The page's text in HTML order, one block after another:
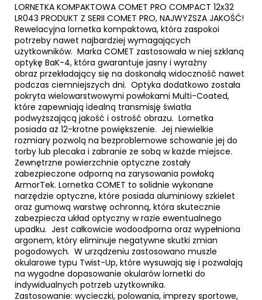
LORNETKA KOMPAKTOWA COMET PRO COMPACT 12x32
LR043 PRODUKT Z SERII COMET PRO, NAJWYŻSZA JAKOŚĆ!
Rewelacyjna lornetka kompaktowa, która zaspokoi
potrzeby nawet najbardziej wymagających
użytkowników. Marka COMET zastosowała w niej szklaną
optykę BaK-4, która gwarantuje jasny i wyraźny
obraz przekładający się na doskonałą widoczność nawet
podczas ciemniejszych dni. Optyka dodatkowo została
pokryta wielowarstwowymi powłokami Multi-Coated,
które zapewniają idealną transmisję światła
podwyższającą jakość i ostrość obrazu. Lornetka
posiada aż 12-krotne powiększenie. Jej niewielkie
rozmiary pozwolą na bezproblemowe schowanie jej do
torby lub plecaka i zabranie ze sobą w każde miejsce.
Zewnętrzne powierzchnie optyczne zostały
zabezpieczone odporną na zarysowania powłoką
ArmorTek. Lornetka COMET to solidnie wykonane
narzędzie optyczne, które posiada aluminiowy szkielet
oraz gumową warstwę ochronną, która skutecznie
zabezpiecza układ optyczny w razie ewentualnego
upadku. Jest całkowicie wodoodporna oraz wypełniona
argonem, który eliminuje negatywne skutki zmian
pogodowych. W urządzeniu zastosowano muszle
okularowe typu Twist-Up, które wysuwają się i pozwalają
na wygodne dopasowanie okularów lornetki do
indywidualnych potrzeb użytkownika.
Zastosowanie: wycieczki, polowania, imprezy sportowe,